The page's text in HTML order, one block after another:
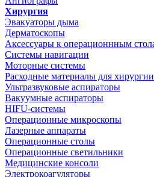
Хирургия
Эвакуаторы дыма
Дерматоскопы
Аксессуары к операционнным
Системы навигации
Моторные системы
Расходные материалы для хирургии
Ультразвуковые аспираторы
Вакуумные аспираторы
HIFU-системы
Операционные микроскопы
Лазерные аппараты
Операционные столы
Операционные светильники
Медицинские консоли
Электрокоагуляторы